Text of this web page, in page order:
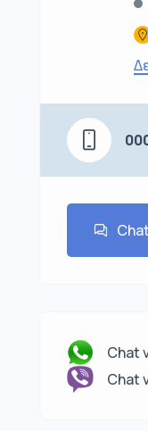
Chat
Chat
Chat